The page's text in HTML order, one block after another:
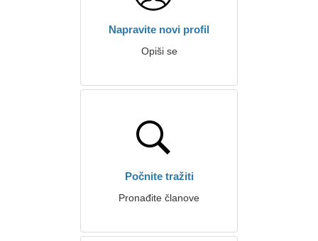
Napravite novi profil
Opiši se
Počnite tražiti
Pronađite članove